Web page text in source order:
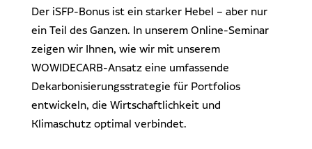
Der iSFP-Bonus ist ein starker Hebel – aber nur
ein Teil des Ganzen. In unserem Online-Seminar
zeigen wir Ihnen, wie wir mit unserem
WOWIDECARB-Ansatz eine umfassende
Dekarbonisierungsstrategie für Portfolios
entwickeln, die Wirtschaftlichkeit und
Klimaschutz optimal verbindet.